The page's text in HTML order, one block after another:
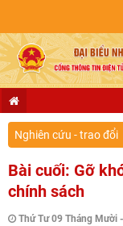
Nghiên cứu - trao đổi
Bài cuối: Gỡ
chính sách
Thứ Tư 09 Tháng Mười